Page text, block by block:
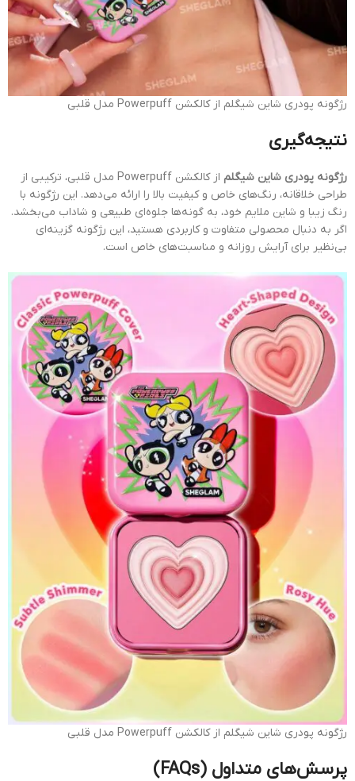
رژگونه پودری شاین شیگلم از کالکشن Powerpuff مدل قلبی
نتیجه‌گیری
رژگونه پودری شاین شیگلم
از کالکشن Powerpuff مدل قلبی، ترکیبی از
طراحی خلاقانه، رنگ‌های خاص و کیفیت بالا را ارائه می‌دهد. این رژگونه با
رنگ زیبا و شاین ملایم خود، به گونه‌ها جلوه‌ای طبیعی و شاداب می‌بخشد.
اگر به دنبال محصولی متفاوت و کاربردی هستید، این رژگونه گزینه‌ای
بی‌نظیر برای آرایش روزانه و مناسبت‌های خاص است.
رژگونه پودری شاین شیگلم از کالکشن Powerpuff مدل قلبی
پرسش‌های متداول (FAQs)